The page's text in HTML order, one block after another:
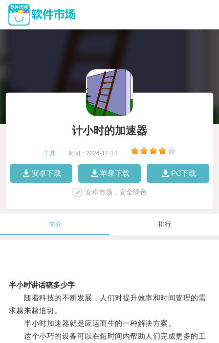
计小时的加速器
工具 时间：2024-11-14
安卓下载 苹果下载 PC下载
安卓市场，安全绿色
简介 排行
半小时讲话稿多少字
随着科技的不断发展，人们对提升效率和时间管理的需
求越来越迫切。
半小时加速器就是应运而生的一种解决方案。
这个小巧的设备可以在短时间内帮助人们完成更多的工